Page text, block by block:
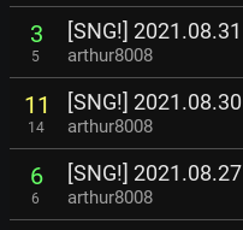
3
5
[SNG!] 2021.08.31
arthur8008
11
14
[SNG!] 2021.08.30
arthur8008
6
6
[SNG!] 2021.08.27
arthur8008